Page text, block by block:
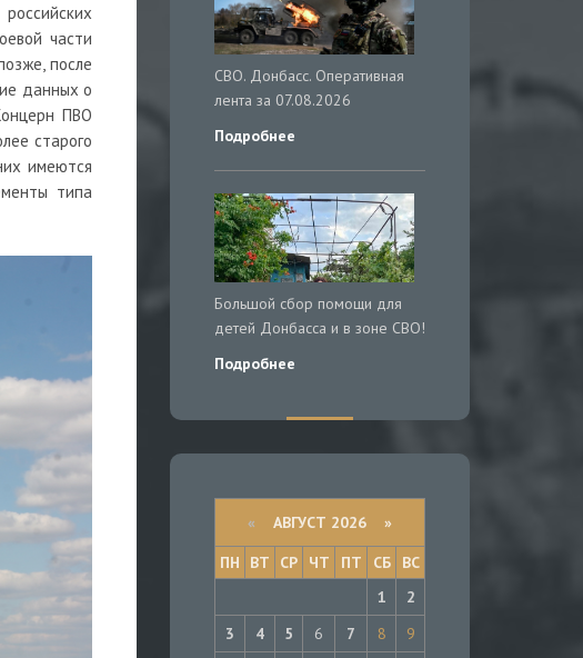
части
после
данных о
ПВО
старого
имеются
типа
СВО. Донбасс. Оперативная
лента за 07.08.2026
Подробнее
Большой сбор помощи для
детей Донбасса и в зоне СВО!
Подробнее
« АВГУСТ 2026 »
ПН
ВТ СР ЧТ ПТ СБ
ВС
1
2
3
4 5 6 7 8
9